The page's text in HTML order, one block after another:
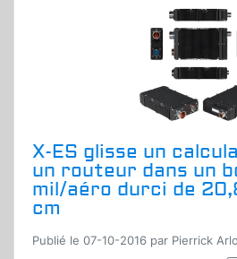
X-ES glisse un
un routeur dans un
mil/aéro durci de
cm
Publié le 07-10-2016 par Pierrick